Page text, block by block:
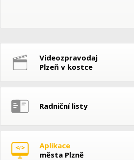
Videozpravodaj
Plzeň v kostce
Radniční listy
Aplikace
města Plzně